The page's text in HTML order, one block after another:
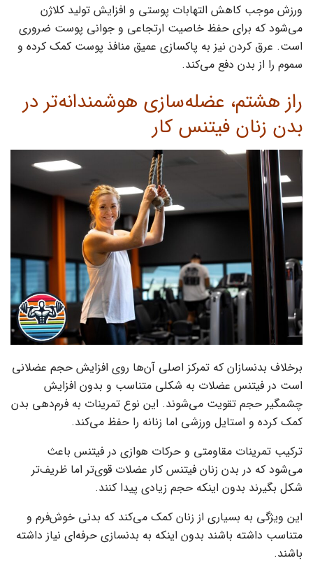
ورزش موجب کاهش التهابات پوستی و افزایش تولید کلاژن
می‌شود که برای حفظ خاصیت ارتجاعی و جوانی پوست ضروری
است. عرق کردن نیز به پاکسازی عمیق منافذ پوست کمک کرده و
سموم را از بدن دفع می‌کند.
راز هشتم، عضله‌سازی هوشمندانه‌تر در
بدن زنان فیتنس کار
برخلاف بدنسازان که تمرکز اصلی آن‌ها روی افزایش حجم عضلانی
است در فیتنس عضلات به شکلی متناسب و بدون افزایش
چشمگیر حجم تقویت می‌شوند. این نوع تمرینات به فرم‌دهی بدن
کمک کرده و استایل ورزشی اما زنانه را حفظ می‌کند.
ترکیب تمرینات مقاومتی و حرکات هوازی در فیتنس باعث
می‌شود که در بدن زنان فیتنس کار عضلات قوی‌تر اما ظریف‌تر
شکل بگیرند بدون اینکه حجم زیادی پیدا کنند.
این ویژگی به بسیاری از زنان کمک می‌کند که بدنی خوش‌فرم و
متناسب داشته باشند بدون اینکه به بدنسازی حرفه‌ای نیاز داشته
باشند.